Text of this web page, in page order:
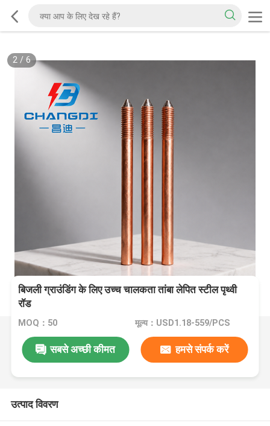
2/ 6
बिजली ग्राउंडिंग के लिए उच्च चालकता तांबा लेपित स्टील पृथ्वी
रॉड
MOQ：50 मूल्य：USD1.18-559/PCS
सबसे अच्छी कीमत हमसे संपर्क करें
उत्पाद विवरण